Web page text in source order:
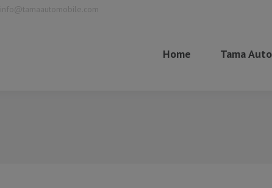
info@tamaautomobile.com
Home Tama